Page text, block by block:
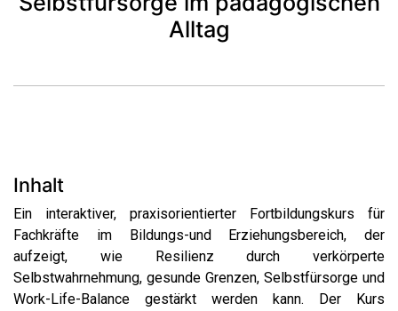
Alltag
Inhalt
Ein interaktiver, praxisorientierter Fortbildungskurs für
Fachkräfte im Bildungs-und Erziehungsbereich, der
aufzeigt, wie Resilienz durch verkörperte
Selbstwahrnehmung, gesunde Grenzen, Selbstfürsorge und
Work-Life-Balance gestärkt werden kann. Der Kurs